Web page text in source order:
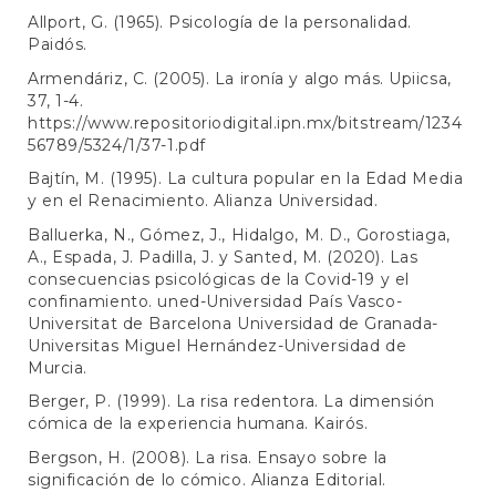
Allport, G. (1965). Psicología de la personalidad.
Paidós.
Armendáriz, C. (2005). La ironía y algo más. Upiicsa,
37, 1-4.
https://www.repositoriodigital.ipn.mx/bitstream/1234
56789/5324/1/37-1.pdf
Bajtín, M. (1995). La cultura popular en la Edad Media
y en el Renacimiento. Alianza Universidad.
Balluerka, N., Gómez, J., Hidalgo, M. D., Gorostiaga,
A., Espada, J. Padilla, J. y Santed, M. (2020). Las
consecuencias psicológicas de la Covid-19 y el
confinamiento. uned-Universidad País Vasco-
Universitat de Barcelona Universidad de Granada-
Universitas Miguel Hernández-Universidad de
Murcia.
Berger, P. (1999). La risa redentora. La dimensión
cómica de la experiencia humana. Kairós.
Bergson, H. (2008). La risa. Ensayo sobre la
significación de lo cómico. Alianza Editorial.